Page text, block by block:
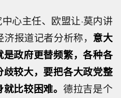
心主任、欧盟让·莫内讲
报道记者分析称， 意大
政府更替频繁，各种各
较大，要把各大政党整
比较困难。 德拉吉是个